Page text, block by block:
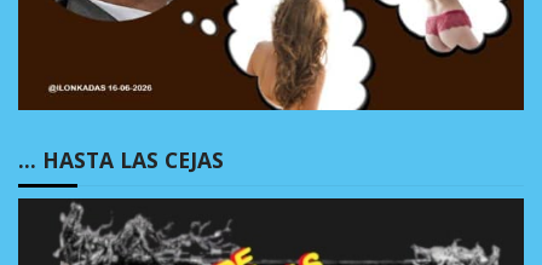
… HASTA LAS CEJAS